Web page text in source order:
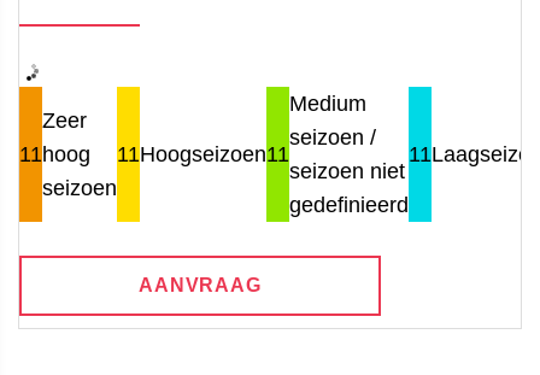
11
Zeer
hoog
seizoen
11Hoogseizoen11
Medium
seizoen /
seizoen niet
gedefinieerd
11
AANVRAAG